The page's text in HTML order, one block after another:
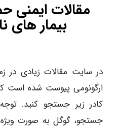
مقالات ایمنی
بیمار های
در سایت مقالات زیادی در
ارگونومی پیوست شده است که
کادر زیر جستجو کنید.
جستجو، گوگل به صورت